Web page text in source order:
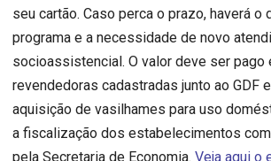
seu cartão. Caso perca o prazo, haverá o
programa e a necessidade de novo
socioassistencial. O valor deve ser pago
revendedoras cadastradas junto ao GDF
aquisição de vasilhames para uso
a fiscalização dos estabelecimentos
pela Secretaria de Economia. Veja aqui o